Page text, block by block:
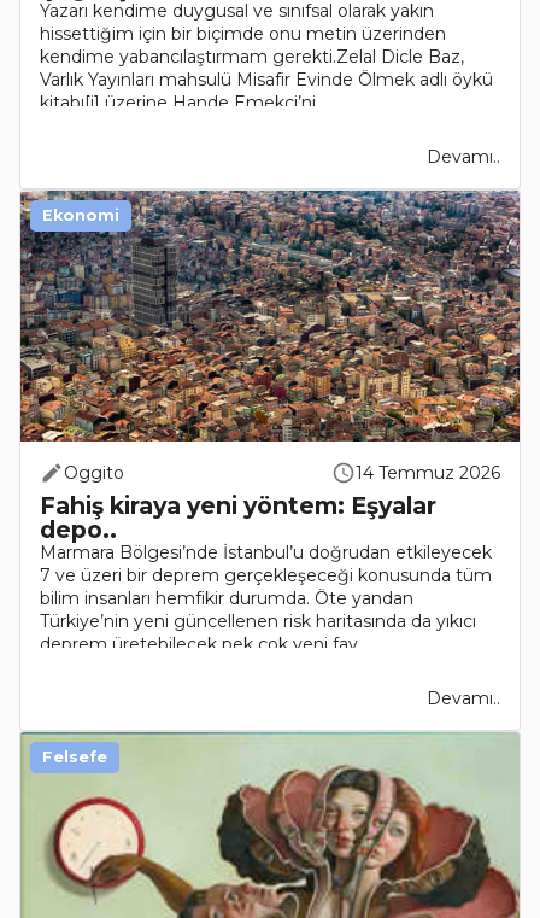
Yazarı kendime duygusal ve sınıfsal olarak yakın
hissettiğim için bir biçimde onu metin üzerinden
kendime yabancılaştırmam gerekti.Zelal Dicle Baz,
Varlık Yayınları mahsulü Misafir Evinde Ölmek adlı öykü
kitabı[i] üzerine Hande Emekçi’ni..
Devamı..
Oggito 14 Temmuz 2026
Fahiş kiraya yeni yöntem: Eşyalar
depo..
Marmara Bölgesi’nde İstanbul’u doğrudan etkileyecek
7 ve üzeri bir deprem gerçekleşeceği konusunda tüm
bilim insanları hemfikir durumda. Öte yandan
Türkiye’nin yeni güncellenen risk haritasında da yıkıcı
deprem üretebilecek pek çok yeni fay..
Devamı..
Ekonomi
Felsefe